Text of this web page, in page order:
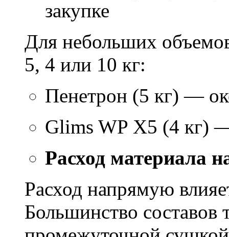
закупке
Для небольших
5, 4 или 10 кг:
Пенетрон (5 кг) —
Glims WP X5 (4 кг)
Расход материала
Расход напрямую
Большинство составов